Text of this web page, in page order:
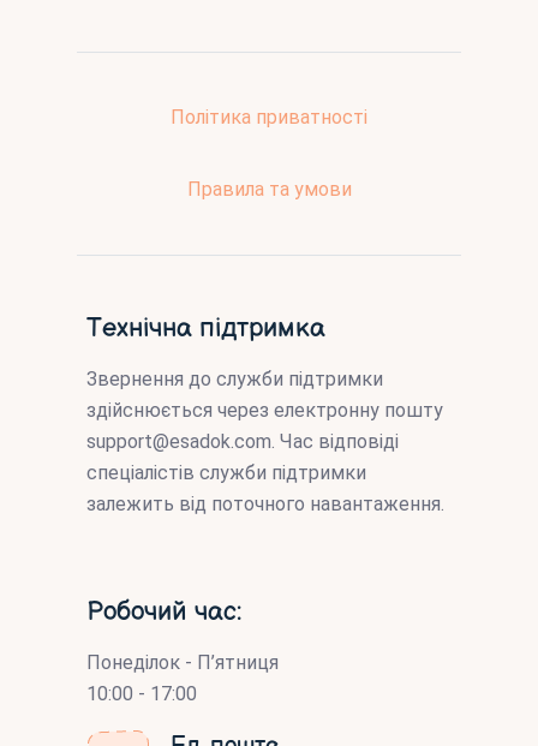
Політика приватності
Правила та умови
Технічна підтримка
Звернення до служби підтримки
здійснюється через електронну пошту
support@esadok.com. Час відповіді
спеціалістів служби підтримки
залежить від поточного навантаження.
Робочий час:
Понеділок - П’ятниця
10:00 - 17:00